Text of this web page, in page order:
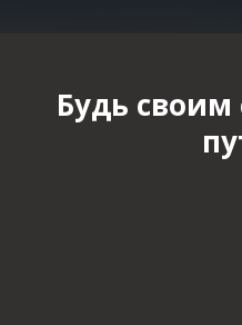
Будь